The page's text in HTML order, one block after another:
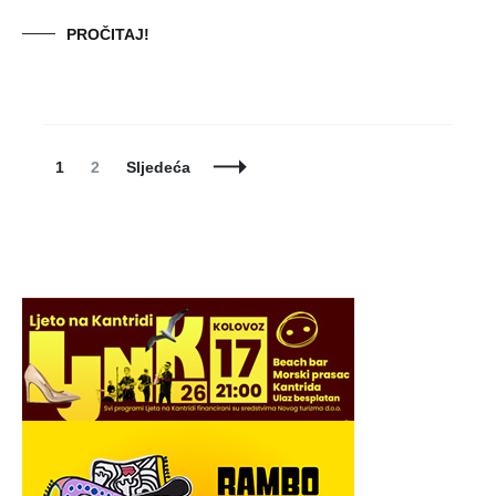
PROČITAJ!
Posts
Page
1 Page
2 Sljedeća